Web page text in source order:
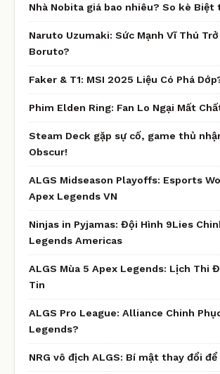
Nhà Nobita giá bao nhiêu? So kè Biệt
Naruto Uzumaki: Sức Mạnh Vĩ Thú
Boruto?
Faker & T1: MSI 2025 Liệu Có Phá
Phim Elden Ring: Fan Lo Ngại Mất
Steam Deck gặp sự cố, game thủ
Obscur!
ALGS Midseason Playoffs: Esports
Apex Legends VN
Ninjas in Pyjamas: Đội Hình 9Lies
Legends Americas
ALGS Mùa 5 Apex Legends: Lịch Thi
Tin
ALGS Pro League: Alliance Chinh
Legends?
NRG vô địch ALGS: Bí mật thay đổi